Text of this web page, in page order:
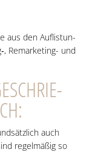
aus den Auf­lis­tun­
Remar­ke­ting- und
auch
regel­mä­ßig so